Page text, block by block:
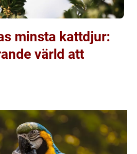
minsta kattdjur:
värld att